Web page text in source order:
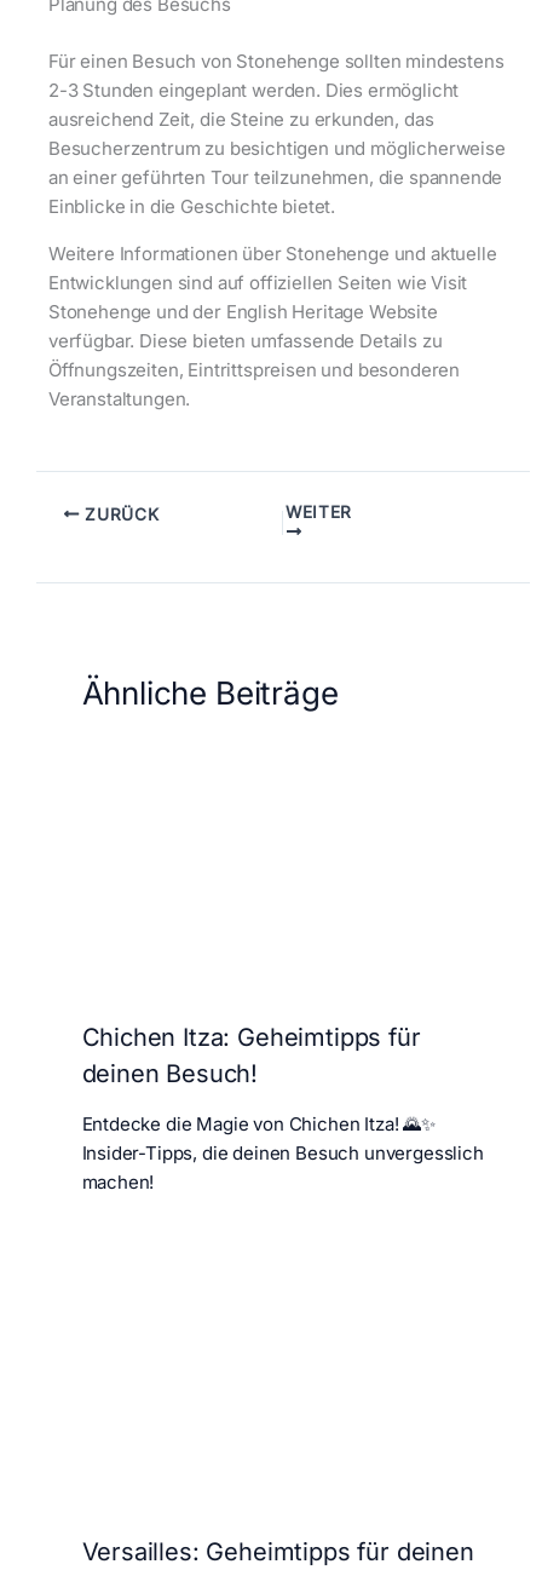
Für einen Besuch von Stonehenge sollten mindestens
2-3 Stunden eingeplant werden. Dies ermöglicht
ausreichend Zeit, die Steine zu erkunden, das
Besucherzentrum zu besichtigen und möglicherweise
an einer geführten Tour teilzunehmen, die spannende
Einblicke in die Geschichte bietet.
Weitere Informationen über Stonehenge und aktuelle
Entwicklungen sind auf offiziellen Seiten wie Visit
Stonehenge und der English Heritage Website
verfügbar. Diese bieten umfassende Details zu
Öffnungszeiten, Eintrittspreisen und besonderen
Veranstaltungen.
ZURÜCK WEITER
Ähnliche Beiträge
Chichen Itza: Geheimtipps für
deinen Besuch!
Entdecke die Magie von Chichen Itza! 🌄✨
Insider-Tipps, die deinen Besuch unvergesslich
machen!
Versailles: Geheimtipps für deinen